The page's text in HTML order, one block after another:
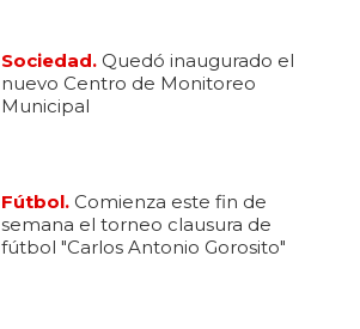
Sociedad. Quedó inaugurado el
nuevo Centro de Monitoreo
Municipal
Fútbol. Comienza este fin de
semana el torneo clausura de
fútbol "Carlos Antonio Gorosito"